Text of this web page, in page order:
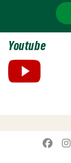
Youtube